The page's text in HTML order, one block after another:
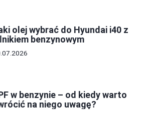
olej wybrać do Hyundai i40 z
benzynowym
w benzynie – od kiedy warto
na niego uwagę?